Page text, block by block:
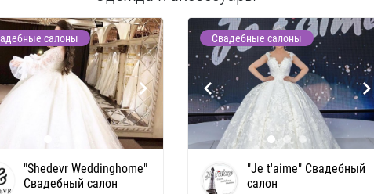
салоны
"Shedevr Weddinghome"
Свадебный салон
Свадебные салоны
"Je t'aime" Свадебный
салон